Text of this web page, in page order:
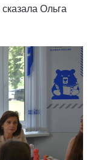
Ольга